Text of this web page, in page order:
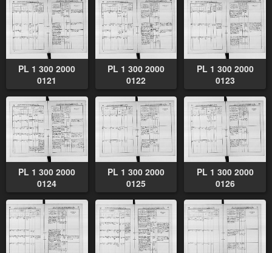
PL 1 300 2000
0121
PL 1 300 2000
0122
PL 1 300 2000
0123
PL 1 300 2000
0124
PL 1 300 2000
0125
PL 1 300 2000
0126